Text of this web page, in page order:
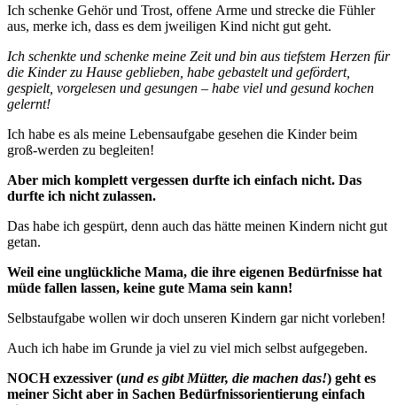
Ich schenke Gehör und Trost, offene Arme und strecke die Fühler
aus, merke ich, dass es dem jweiligen Kind nicht gut geht.
Ich schenkte und schenke meine Zeit und bin aus tiefstem Herzen für
die Kinder zu Hause geblieben, habe gebastelt und gefördert,
gespielt, vorgelesen und gesungen – habe viel und gesund kochen
gelernt!
Ich habe es als meine Lebensaufgabe gesehen die Kinder beim
groß-werden zu begleiten!
Aber mich komplett vergessen durfte ich einfach nicht. Das
durfte ich nicht zulassen.
Das habe ich gespürt, denn auch das hätte meinen Kindern nicht gut
getan.
Weil eine unglückliche Mama, die ihre eigenen Bedürfnisse hat
müde fallen lassen, keine gute Mama sein kann!
Selbstaufgabe wollen wir doch unseren Kindern gar nicht vorleben!
Auch ich habe im Grunde ja viel zu viel mich selbst aufgegeben.
NOCH exzessiver (und es gibt Mütter, die machen das!) geht es
meiner Sicht aber in Sachen Bedürfnissorientierung einfach